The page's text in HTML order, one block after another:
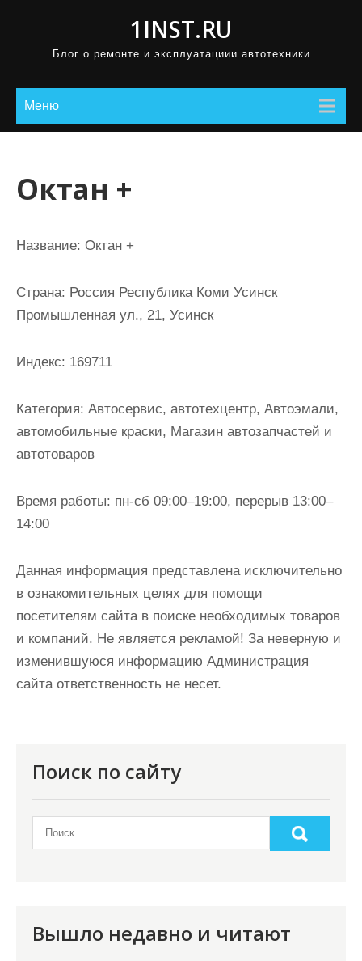
1INST.RU
Блог о ремонте и эксплуатациии автотехники
Меню
Октан +
Название: Октан +
Страна: Россия Республика Коми Усинск
Промышленная ул., 21, Усинск
Индекс: 169711
Категория: Автосервис, автотехцентр, Автоэмали,
автомобильные краски, Магазин автозапчастей и
автотоваров
Время работы: пн-сб 09:00–19:00, перерыв 13:00–
14:00
Данная информация представлена исключительно
в ознакомительных целях для помощи
посетителям сайта в поиске необходимых товаров
и компаний. Не является рекламой! За неверную и
изменившуюся информацию Администрация
сайта ответственность не несет.
Поиск по сайту
Вышло недавно и читают